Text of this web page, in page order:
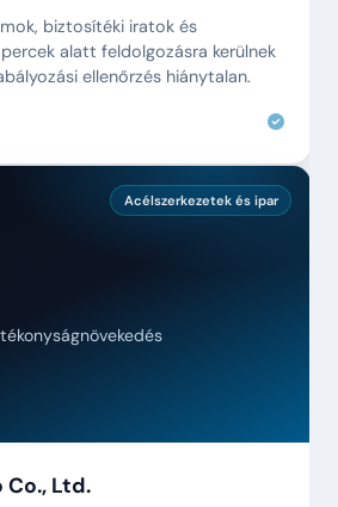
biztosítéki iratok és
alatt feldolgozásra kerülnek
ellenőrzés hiánytalan.
Acélszerkezetek és ipar
Co., Ltd.